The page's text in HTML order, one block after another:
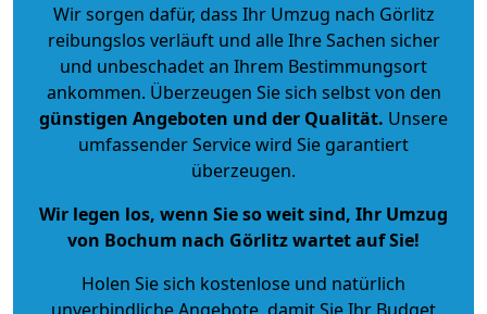
Wir sorgen dafür, dass Ihr Umzug nach Görlitz
reibungslos verläuft und alle Ihre Sachen sicher
und unbeschadet an Ihrem Bestimmungsort
ankommen. Überzeugen Sie sich selbst von den
günstigen Angeboten und der Qualität. Unsere
umfassender Service wird Sie garantiert
überzeugen.
Wir legen los, wenn Sie so weit sind, Ihr Umzug
von Bochum nach Görlitz wartet auf Sie!
Holen Sie sich kostenlose und natürlich
unverbindliche Angebote, damit Sie Ihr Budget